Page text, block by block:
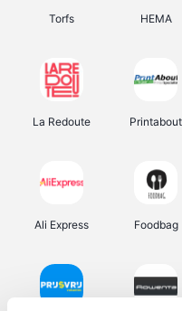
Torfs HEMA
La Redoute Printabout
Ali Express Foodbag